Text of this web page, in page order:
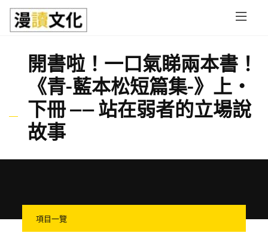
Skip to main content
開書啦！一口氣睇兩本書！
《青-藍本松短篇集-》上・
下冊 —— 站在弱者的立場說
故事
項目一覽